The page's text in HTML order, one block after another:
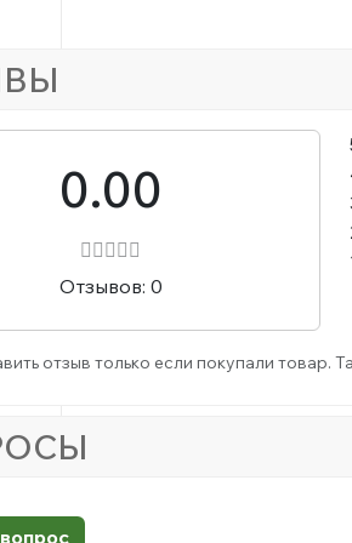
0.00
Отзывов: 0
отзыв только если покупали товар.